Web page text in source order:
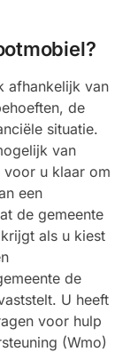
afhankelijk van
de
situatie.
van
u klaar om
een
de gemeente
als u kiest
de
U heeft
voor hulp
(Wmo)